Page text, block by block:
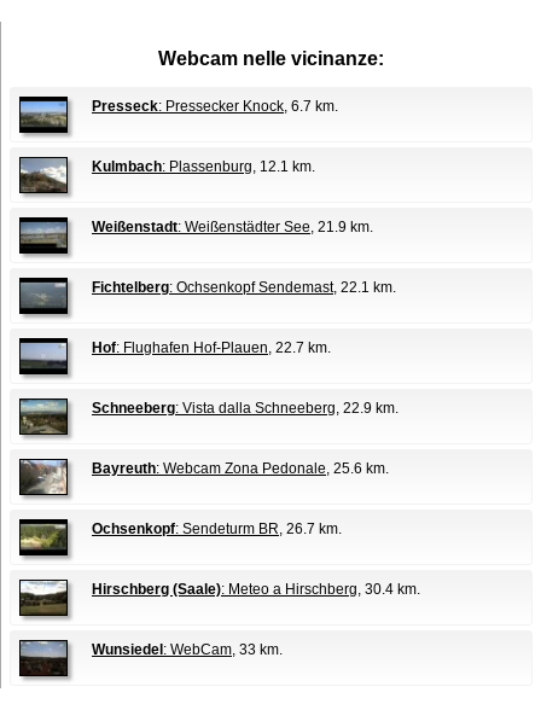
Webcam nelle vicinanze:
Presseck: Pressecker Knock, 6.7 km.
Kulmbach: Plassenburg, 12.1 km.
Weißenstadt: Weißenstädter See, 21.9 km.
Fichtelberg: Ochsenkopf Sendemast, 22.1 km.
Hof: Flughafen Hof-Plauen, 22.7 km.
Schneeberg: Vista dalla Schneeberg, 22.9 km.
Bayreuth: Webcam Zona Pedonale, 25.6 km.
Ochsenkopf: Sendeturm BR, 26.7 km.
Hirschberg (Saale): Meteo a Hirschberg, 30.4 km.
Wunsiedel : WebCam, 33 km.